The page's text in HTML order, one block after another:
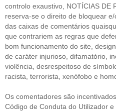
controlo exaustivo, NOTÍCIAS DE
reserva-se o direito de bloquear
das caixas de comentários
que contrariem as regras que
bom funcionamento do site,
de caráter injurioso, difamatório,
violência, desrespeitoso de
racista, terrorista, xenófobo e
Os comentadores são
Código de Conduta do Utilizador e